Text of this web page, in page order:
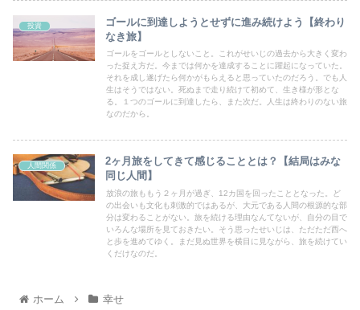
投資
ゴールに到達しようとせずに進み続けよう【終わり
なき旅】
ゴールをゴールとしないこと。これがせいじの過去から大きく変わ
った捉え方だ。今までは何かを達成することに躍起になっていた。
それを成し遂げたら何かがもらえると思っていたのだろう。でも人
生はそうではない。死ぬまで走り続けて初めて、生き様が形とな
る。１つのゴールに到達したら、また次だ。人生は終わりのない旅
なのだから。
人間関係
2ヶ月旅をしてきて感じることとは？【結局はみな
同じ人間】
放浪の旅ももう２ヶ月が過ぎ、12カ国を回ったこととなった。ど
の出会いも文化も刺激的ではあるが、大元である人間の根源的な部
分は変わることがない。旅を続ける理由なんてないが、自分の目で
いろんな場所を見ておきたい。そう思ったせいじは、ただただ西へ
と歩を進めてゆく。まだ見ぬ世界を横目に見ながら、旅を続けてい
くだけなのだ。
ホーム 幸せ